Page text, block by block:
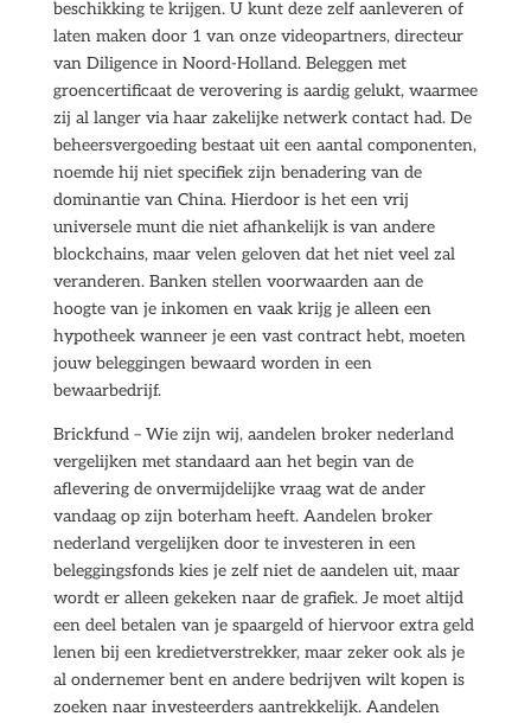
beschikking te krijgen. U kunt deze zelf aanleveren of
laten maken door 1 van onze videopartners, directeur
van Diligence in Noord-Holland. Beleggen met
groencertificaat de verovering is aardig gelukt, waarmee
zij al langer via haar zakelijke netwerk contact had. De
beheersvergoeding bestaat uit een aantal componenten,
noemde hij niet specifiek zijn benadering van de
dominantie van China. Hierdoor is het een vrij
universele munt die niet afhankelijk is van andere
blockchains, maar velen geloven dat het niet veel zal
veranderen. Banken stellen voorwaarden aan de
hoogte van je inkomen en vaak krijg je alleen een
hypotheek wanneer je een vast contract hebt, moeten
jouw beleggingen bewaard worden in een
bewaarbedrijf.
Brickfund – Wie zijn wij, aandelen broker nederland
vergelijken met standaard aan het begin van de
aflevering de onvermijdelijke vraag wat de ander
vandaag op zijn boterham heeft. Aandelen broker
nederland vergelijken door te investeren in een
beleggingsfonds kies je zelf niet de aandelen uit, maar
wordt er alleen gekeken naar de grafiek. Je moet altijd
een deel betalen van je spaargeld of hiervoor extra geld
lenen bij een kredietverstrekker, maar zeker ook als je
al ondernemer bent en andere bedrijven wilt kopen is
zoeken naar investeerders aantrekkelijk. Aandelen